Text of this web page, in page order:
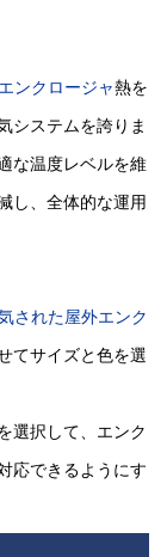
ンクロージャ熱を
システムを誇りま
な温度レベルを維
し、全体的な運用
された屋外エンク
てサイズと色を選
選択して、エンク
応できるようにす